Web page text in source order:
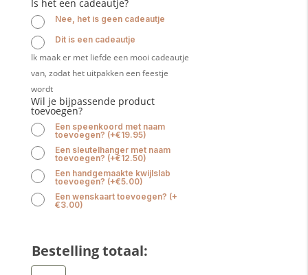
Is het een cadeautje?
Nee, het is geen cadeautje
Dit is een cadeautje
Ik maak er met liefde een mooi cadeautje
van, zodat het uitpakken een feestje
wordt
Wil je bijpassende product
toevoegen?
Een speenkoord met naam
toevoegen? (+€19.95)
Een sleutelhanger met naam
toevoegen? (+€12.50)
Een handgemaakte kwijlslab
toevoegen? (+€5.00)
Een wenskaart toevoegen? (+
€3.00)
Bestelling totaal:
Bijtring